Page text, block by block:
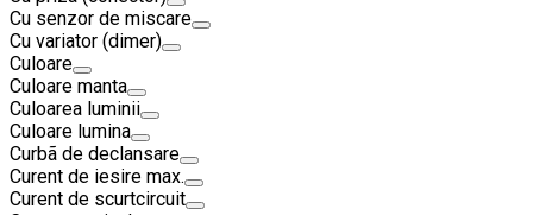
Cu senzor de miscare
Cu variator (dimer)
Culoare
Culoare manta
Culoarea luminii
Culoare lumina
Curbã de declansare
Curent de iesire max.
Curent de scurtcircuit